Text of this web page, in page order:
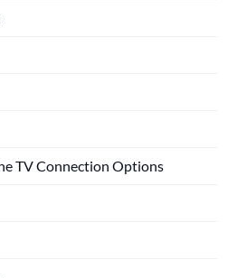
TV Connection Options